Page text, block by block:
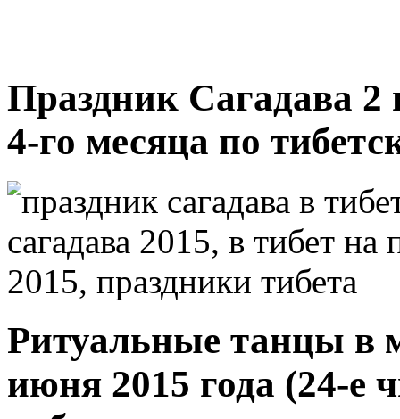
Праздник Сагадава 2
4-го месяца по
Ритуальные танцы в
июня 2015 года (24-е